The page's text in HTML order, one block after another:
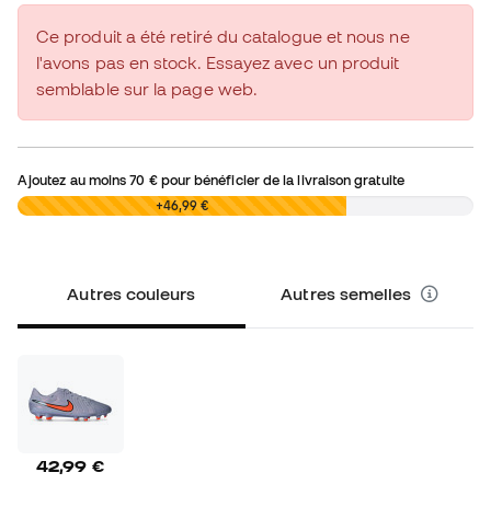
Ce produit a été retiré du catalogue et nous ne
l'avons pas en stock. Essayez avec un produit
semblable sur la page web.
Ajoutez au moins70 €pour bénéficier de la livraison gratuite
0,00 € +46,99 €
Autres couleurs Autres semelles
42,99 €